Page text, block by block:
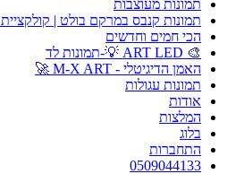
תמונות מעוצבות
תמונות קנבס במרקם בולט | קולקציית Art Touch
הכי חמים וחדשים
🎨 ART LED 💡-תמונות לד
האמן הדיגיטלי - M-X ART 🚀
תמונות עגולות
אודות
המלצות
בלוג
התחברות
0509044133